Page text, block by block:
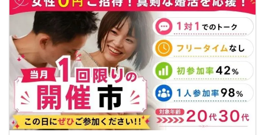
【中止判断タイミング】
開始時間の最低4時間前